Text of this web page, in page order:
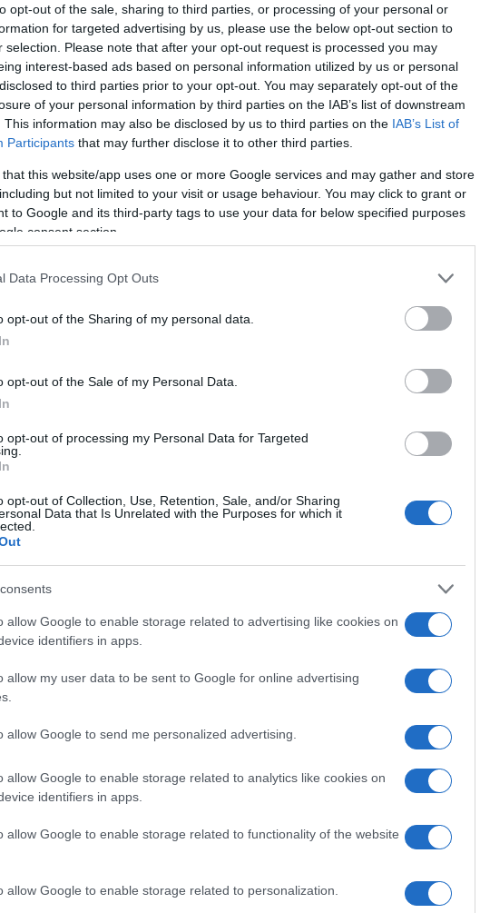
opt-out of the sale, sharing to third parties, or processing of your personal or
for targeted advertising by us, please use the below opt-out section to
selection. Please note that after your opt-out request is processed you may
interest-based ads based on personal information utilized by us or personal
to third parties prior to your opt-out. You may separately opt-out of the
of your personal information by third parties on the IAB’s list of downstream
This information may also be disclosed by us to third parties on the IAB’s List of
Participants that may further disclose it to other third parties.
that this website/app uses one or more Google services and may gather and store
but not limited to your visit or usage behaviour. You may click to grant or
to Google and its third-party tags to use your data for below specified purposes
consent section.
Data Processing Opt Outs
opt-out of the Sharing of my personal data.
opt-out of the Sale of my Personal Data.
opt-out of processing my Personal Data for Targeted
opt-out of Collection, Use, Retention, Sale, and/or Sharing
Data that Is Unrelated with the Purposes for which it
allow Google to enable storage related to advertising like cookies on
identifiers in apps.
allow my user data to be sent to Google for online advertising
allow Google to send me personalized advertising.
allow Google to enable storage related to analytics like cookies on
identifiers in apps.
allow Google to enable storage related to functionality of the website
allow Google to enable storage related to personalization.
copiosa, raffiche di vento e locali
segnalate strade allagate, alberi sradicati e
commerciali.
danni provocati dal vento
un fulmine ha colpito la struttura del centro
boato che ha attivato gli impianti d’allarme e
sia il personale che i clienti presenti,
Nel territorio del Novese il vento ha
ad esempio invia Casteldragonezona
che in alcune aree si sono manifestate
raffiche sostenute e pioggia mista a
gravi nel centro cittadino né nel circondario,
sulla situazione dell’
con alcune grandinate localizzate. Le
d’acqua sulle strade, rendendo
di rimozione degli ostacoli.